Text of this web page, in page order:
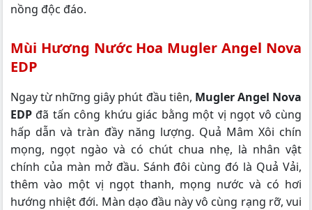
nồng độc đáo.
Mùi Hương Nước Hoa Mugler Angel Nova
EDP
Ngay từ những giây phút đầu tiên, Mugler Angel Nova
EDP đã tấn công khứu giác bằng một vị ngọt vô cùng
hấp dẫn và tràn đầy năng lượng. Quả Mâm Xôi chín
mọng, ngọt ngào và có chút chua nhẹ, là nhân vật
chính của màn mở đầu. Sánh đôi cùng đó là Quả Vải,
thêm vào một vị ngọt thanh, mọng nước và có hơi
hướng nhiệt đới. Màn dạo đầu này vô cùng rạng rỡ, vui